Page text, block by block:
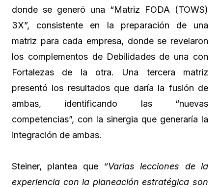
donde se generó una “Matriz FODA (TOWS)
3X”, consistente en la preparación de una
matriz para cada empresa, donde se revelaron
los complementos de Debilidades de una con
Fortalezas de la otra. Una tercera matriz
presentó los resultados que daría la fusión de
ambas, identificando las “nuevas
competencias”, con la sinergia que generaría la
integración de ambas.
Steiner, plantea que “Varias lecciones de la
experiencia con la planeación estratégica son